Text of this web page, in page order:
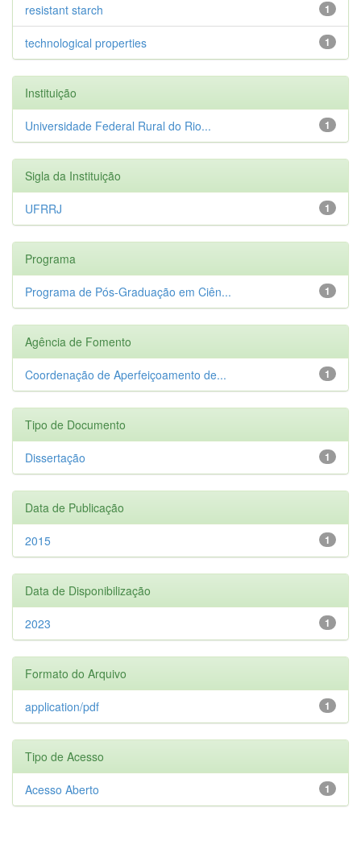
1
resistant starch
1
technological properties
Instituição
1
Universidade Federal Rural do Rio...
Sigla da Instituição
1
UFRRJ
Programa
1
Programa de Pós-Graduação em Ciên...
Agência de Fomento
1
Coordenação de Aperfeiçoamento de...
Tipo de Documento
1
Dissertação
Data de Publicação
1
2015
Data de Disponibilização
1
2023
Formato do Arquivo
1
application/pdf
Tipo de Acesso
1
Acesso Aberto